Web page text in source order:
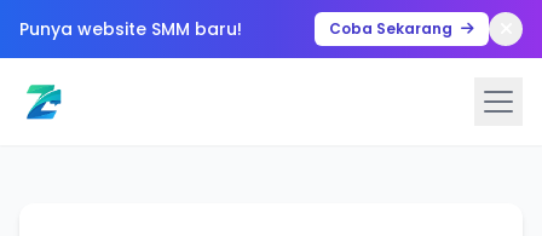
Punya website SMM baru! Coba Sekarang